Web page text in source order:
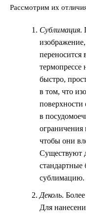
Рассмотрим их
Сублимация.
переносится
термопрессе
быстро,
в том, что
поверхности
в
ограничения
чтобы они
Существуют
сублимацию.
Деколь.
Для